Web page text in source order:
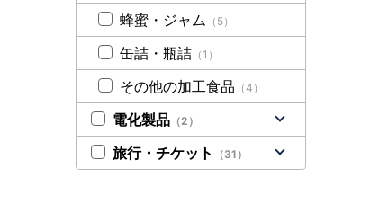
蜂蜜・ジャム （5）
缶詰・瓶詰 （1）
その他の加工食品 （4）
電化製品 （2）
旅行・チケット （31）